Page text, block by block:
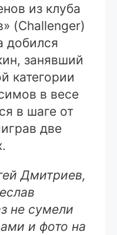
из клуба
(Challenger)
добился
занявший
категории
в весе
в шаге от
две
Дмитриев,
не сумели
и фото на